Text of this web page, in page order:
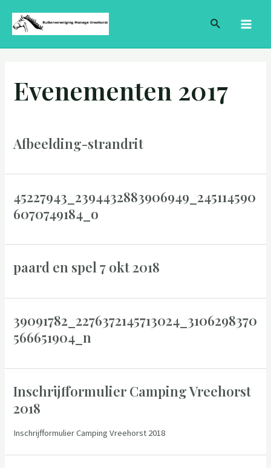
naar
Zoeken
Evenementen 2017
Afbeelding-strandrit
45227943_2394432883906949_245114590
6070749184_o
paard en spel 7 okt 2018
39091782_2276372145713024_3106298370
566651904_n
Inschrijfformulier Camping Vreehorst
2018
Inschrijfformulier Camping Vreehorst 2018
paginering